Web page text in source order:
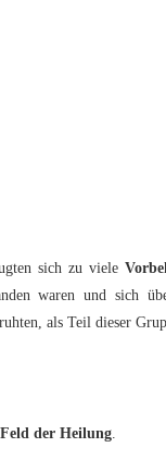
sich zu viele
waren und sich
als Teil dieser
Feld der Heilung